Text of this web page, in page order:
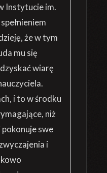
Instytucie im.
że w tym
mu się
wiarę
i to w środku
niż
pokonuje swe
i